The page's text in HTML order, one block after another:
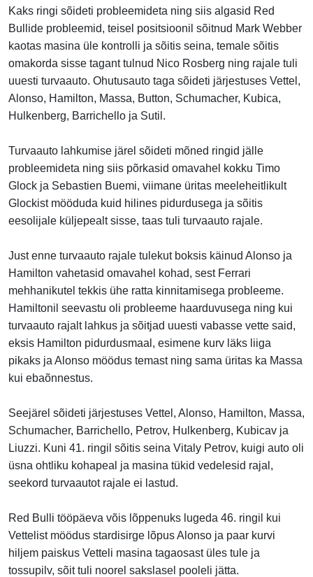
Kaks ringi sõideti probleemideta ning siis algasid Red
Bullide probleemid, teisel positsioonil sõitnud Mark Webber
kaotas masina üle kontrolli ja sõitis seina, temale sõitis
omakorda sisse tagant tulnud Nico Rosberg ning rajale tuli
uuesti turvaauto. Ohutusauto taga sõideti järjestuses Vettel,
Alonso, Hamilton, Massa, Button, Schumacher, Kubica,
Hulkenberg, Barrichello ja Sutil.
Turvaauto lahkumise järel sõideti mõned ringid jälle
probleemideta ning siis põrkasid omavahel kokku Timo
Glock ja Sebastien Buemi, viimane üritas meeleheitlikult
Glockist mööduda kuid hilines pidurdusega ja sõitis
eesolijale küljepealt sisse, taas tuli turvaauto rajale.
Just enne turvaauto rajale tulekut boksis käinud Alonso ja
Hamilton vahetasid omavahel kohad, sest Ferrari
mehhanikutel tekkis ühe ratta kinnitamisega probleeme.
Hamiltonil seevastu oli probleeme haarduvusega ning kui
turvaauto rajalt lahkus ja sõitjad uuesti vabasse vette said,
eksis Hamilton pidurdusmaal, esimene kurv läks liiga
pikaks ja Alonso möödus temast ning sama üritas ka Massa
kui ebaõnnestus.
Seejärel sõideti järjestuses Vettel, Alonso, Hamilton, Massa,
Schumacher, Barrichello, Petrov, Hulkenberg, Kubicav ja
Liuzzi. Kuni 41. ringil sõitis seina Vitaly Petrov, kuigi auto oli
üsna ohtliku kohapeal ja masina tükid vedelesid rajal,
seekord turvaautot rajale ei lastud.
Red Bulli tööpäeva võis lõppenuks lugeda 46. ringil kui
Vettelist möödus stardisirge lõpus Alonso ja paar kurvi
hiljem paiskus Vetteli masina tagaosast üles tule ja
tossupilv, sõit tuli noorel sakslasel pooleli jätta.